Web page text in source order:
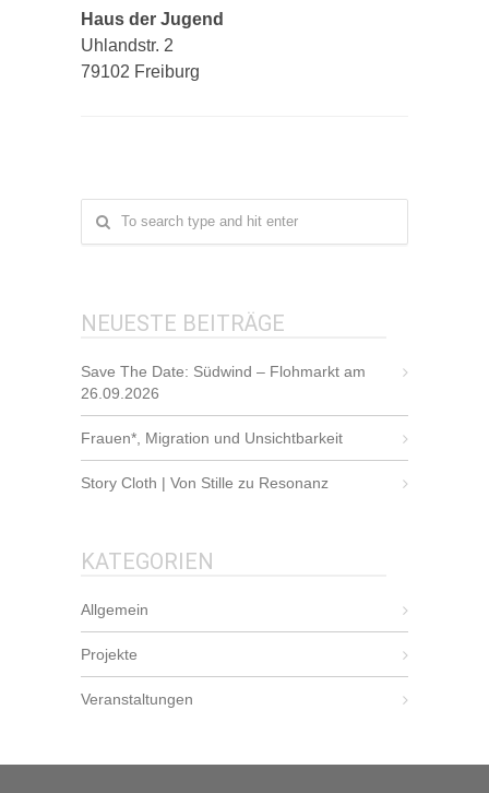
Haus der Jugend
Uhlandstr. 2
79102 Freiburg
NEUESTE BEITRÄGE
Save The Date: Südwind – Flohmarkt am
26.09.2026
Frauen*, Migration und Unsichtbarkeit
Story Cloth | Von Stille zu Resonanz
KATEGORIEN
Allgemein
Projekte
Veranstaltungen